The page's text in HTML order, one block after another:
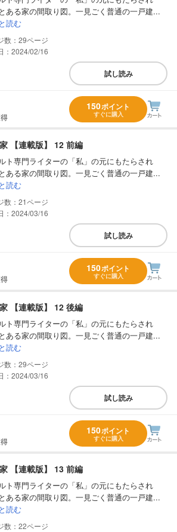
ある家の間取り図。一見ごく普通の一戸建...
読む
29
：2024/02/16
試し読み
150ポイント
すぐに購入
【連載版】 12 前編
ト専門ライターの「私」の元にもたらされ
ある家の間取り図。一見ごく普通の一戸建...
読む
21
：2024/03/16
試し読み
150ポイント
すぐに購入
【連載版】 12 後編
ト専門ライターの「私」の元にもたらされ
ある家の間取り図。一見ごく普通の一戸建...
読む
29
：2024/03/16
試し読み
150ポイント
すぐに購入
【連載版】 13 前編
ト専門ライターの「私」の元にもたらされ
ある家の間取り図。一見ごく普通の一戸建...
読む
22